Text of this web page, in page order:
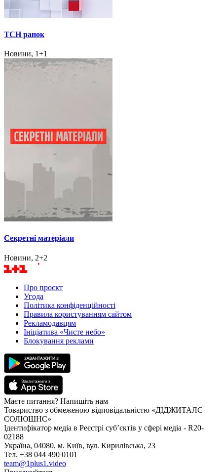
ТСН ранок
Новини, 1+1
Секретні матеріали
Новини, 2+2
Про проєкт
Угода
Політика конфіденційності
Правила користуванням сайтом
Рекламодавцям
Ініціатива «Чисте небо»
Блокування реклами
Маєте питання? Напишіть нам
Товариство з обмеженою відповідальністю «ДІДЖИТАЛС
СОЛЮШНС»
Ідентифікатор медіа в Реєстрі суб’єктів у сфері медіа - R20-
02188
Україна, 04080, м. Київ, вул. Кирилівська, 23
Тел. +38 044 490 0101
team@1plus1.video